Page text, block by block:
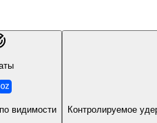
видимости Контролируемое